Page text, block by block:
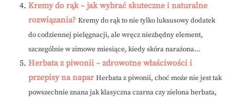
Kremy do rąk – jak wybrać skuteczne i naturalne
rozwiązania? Kremy do rąk to nie tylko luksusowy dodatek
do codziennej pielęgnacji, ale wręcz niezbędny element,
szczególnie w zimowe miesiące, kiedy skóra narażona...
Herbata z piwonii – zdrowotne właściwości i
przepisy na napar Herbata z piwonii, choć może nie jest tak
powszechnie znana jak klasyczna czarna czy zielona herbata,